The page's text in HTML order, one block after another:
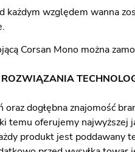
każdym względem wanna
Corsan Mono można
oraz dogłębna znajomość
temu oferujemy najwyższej
produkt jest poddawany